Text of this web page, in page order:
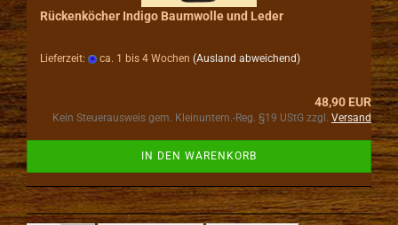
Rückenköcher Indigo Baumwolle und Leder
Lieferzeit: ca. 1 bis 4 Wochen (Ausland abweichend)
48,90 EUR
Kein Steuerausweis gem. Kleinuntern.-Reg. §19 UStG zzgl. Versand
IN DEN WARENKORB